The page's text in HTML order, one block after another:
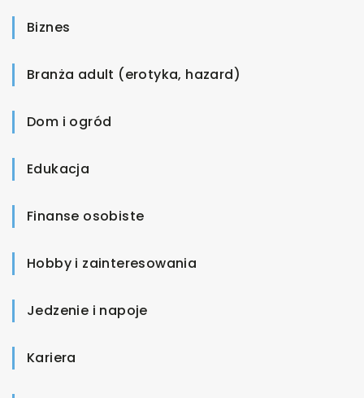
Biznes
Branża adult (erotyka, hazard)
Dom i ogród
Edukacja
Finanse osobiste
Hobby i zainteresowania
Jedzenie i napoje
Kariera